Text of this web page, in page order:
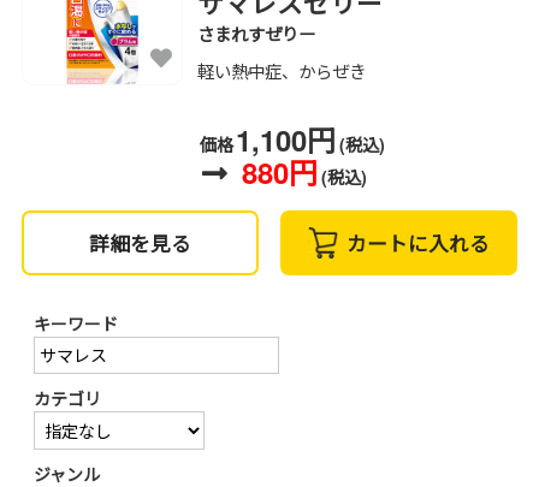
さまれすぜりー
軽い熱中症、からぜき
価格1,100円 (税込)
880円 (税込)
詳細を見る カートに入れる
キーワード
カテゴリ
ジャンル